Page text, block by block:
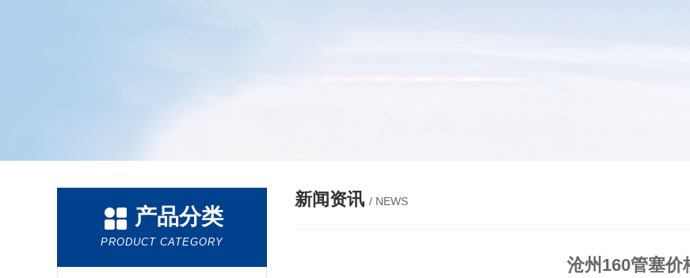
产品分类
PRODUCT CATEGORY
新闻资讯 / NEWS
沧州160管塞价